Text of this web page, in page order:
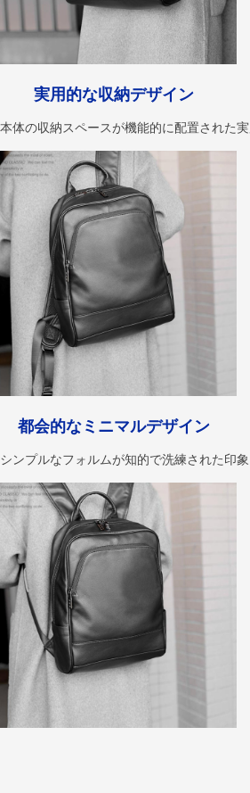
実用的な収納デザイン
体の収納スペースが機能的に配置された
都会的なミニマルデザイン
ンプルなフォルムが知的で洗練された印